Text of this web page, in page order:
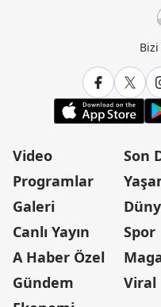
Video
Programlar
Galeri
Canlı Yayın
A Haber Özel
Gündem
Son
Spor
Viral